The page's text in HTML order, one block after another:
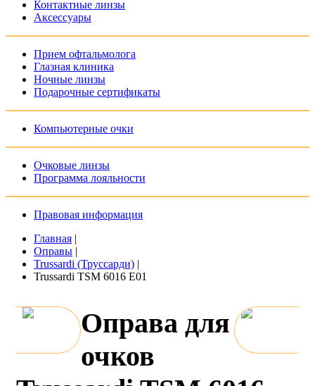
Контактные линзы
Аксессуары
Прием офтальмолога
Глазная клиника
Ночные линзы
Подарочные сертификаты
Компьютерные очки
Очковые линзы
Программа лояльности
Правовая информация
Главная |
Оправы |
Trussardi (Труссарди) |
Trussardi TSM 6016 E01
Оправа для
очков